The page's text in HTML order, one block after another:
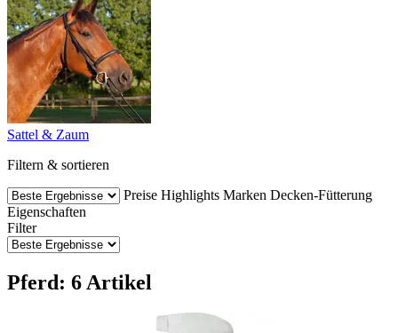
Sattel & Zaum
Filtern & sortieren
Preise Highlights Marken Decken-Fütterung
Eigenschaften
Filter
Pferd: 6 Artikel